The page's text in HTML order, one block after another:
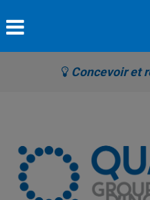
Concevoir et